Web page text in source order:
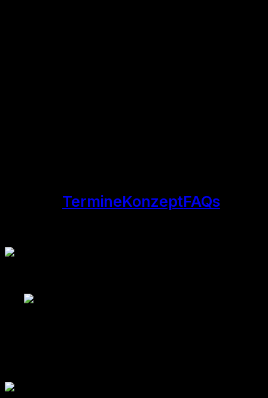
TermineKonzeptFAQs